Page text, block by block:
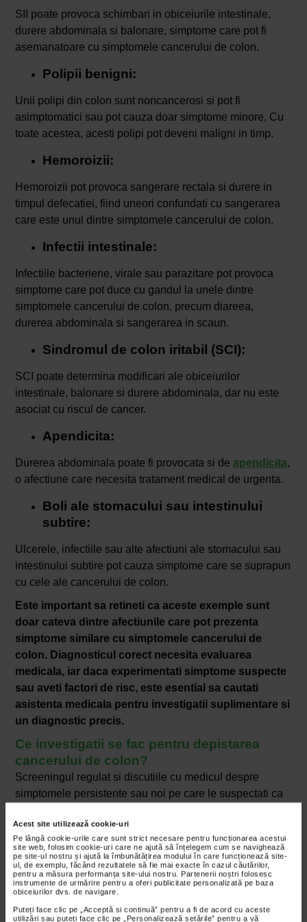
Acest site utilizează cookie-uri
Pe lângă cookie-urile care sunt strict necesare pentru funcționarea acestui
site web, folosim cookie-uri care ne ajută să înțelegem cum se navighează
pe site-ul nostru și ajută la îmbunătățirea modului în care funcționează site-
ul, de exemplu, făcând rezultatele să fie mai exacte în cazul căutărilor,
pentru a măsura performanța site-ului nostru. Partenerii noștri folosesc
instrumente de urmărire pentru a oferi publicitate personalizată pe baza
obiceiurilor dvs. de navigare.
Puteți face clic pe „Acceptă si continuă” pentru a fi de acord cu aceste
utilizări sau puteți face clic pe „Personalizează setările” pentru a vă
SII poate provoca schimbari in obiceiurile intestinale,
durere abdominala si balonare, simptome care pot fi
asemanatoare cu simptomele cancerului de colon.
Polipii benigni:
Unii polipi din colon sunt noncancerosi si pot fi
asimptomatici sau pot cauza doar simptome minore. Cu
toate acestea, acesti polipi pot deveni maligni in timp.
Hemoroizii:
Hemoroizii pot provoca sangerare rectala si durere in
timpul defecatiei, fiind uneori confundati cu sangerarea
care este unul dintre simptomele cancerului de colon.
Infectii intestinale:
Infectiile bacteriene, virale sau parazitare pot provoca
simptome care pot duce cu gandul la unele dintre
simptomele cancerului de colon, precum diareea,
durerea abdominala si sangerarea in scaun.
Sindromul de colon iritabil (SCI):
SCI poate determina modificari ale obiceiurilor
intestinale, balonare si durere abdominala, dar nu este
asociat cu riscul de cancer.
Apendicita:
Durerea abdominala poate fi provocata si de apendicita,
o afectiune care necesita tratament medical de urgenta.
Boli ale stomacului sau intestinului
subtire:
Ulcerele, infectiile sau alte afectiuni ale stomacului sau
intestinului subtire pot cauza simptome care se suprapun
cu cele ale cancerului de colon.
Este important sa retineti ca aceste exemple sunt
doar cateva dintre afectiunile care pot prezenta
simptome similare cu simptomele cancerului de
colon. Diagnosticul corect necesita evaluarea
medicala, iar daca experimentati simptome suspecte
sau aveti factori de risc, este esential sa cautati
asistenta medicala pentru investigatii suplimentare si
un diagnostic precis.
Ce investigatii se fac pentru depistarea
cancerului de colon?
Screeningul regulat si discutiile cu medicul despre
simptomele persistente sau noi pe care le suspectati ca
depistarea si tratamentul precoce al acestei boli.
Exista mai multe modalitati de investigatii utilizate pentru
depistarea cancerului de colon si a polipilor
precancerosi. Iata cateva dintre ele:
Colonoscopia: